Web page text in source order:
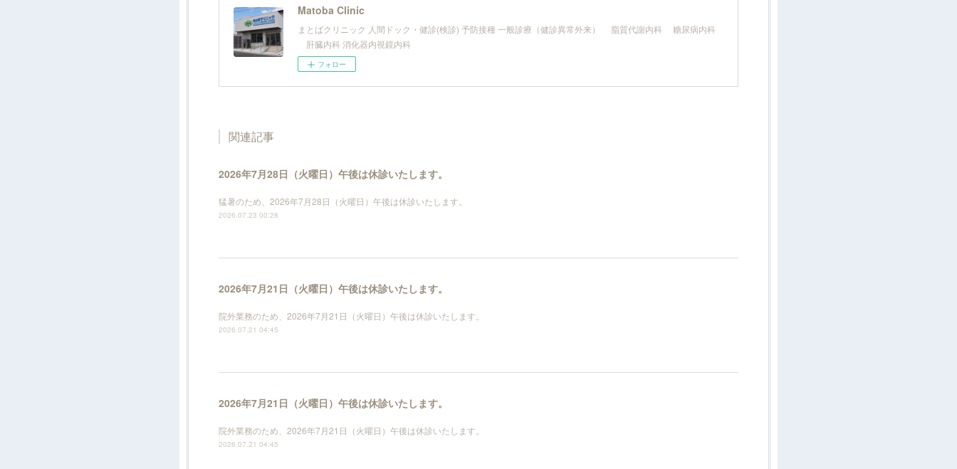
Matoba Clinic
まとばクリニック 人間ドック・健診(検診) 予防接種 一般診療（健診異常外来） 脂質代謝内科 糖尿病内科
肝臓内科 消化器内視鏡内科
フォロー
関連記事
2026年7月28日（火曜日）午後は休診いたします。
猛暑のため、2026年7月28日（火曜日）午後は休診いたします。
2026.07.23 00:28
2026年7月21日（火曜日）午後は休診いたします。
院外業務のため、2026年7月21日（火曜日）午後は休診いたします。
2026.07.21 04:45
2026年7月21日（火曜日）午後は休診いたします。
院外業務のため、2026年7月21日（火曜日）午後は休診いたします。
2026.07.21 04:45